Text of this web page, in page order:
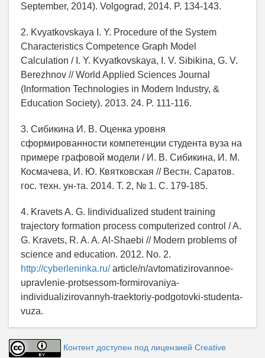
September, 2014). Volgograd, 2014. P. 134-143.
2. Kvyatkovskaya I. Y. Procedure of the System
Characteristics Competence Graph Model
Calculation / I. Y. Kvyatkovskaya, I. V. Sibikina, G. V.
Berezhnov // World Applied Sciences Journal
(Information Technologies in Modern Industry, &
Education Society). 2013. 24. P. 111-116.
3. Сибикина И. В. Оценка уровня
сформированности компетенции студента вуза на
примере графовой модели / И. В. Сибикина, И. М.
Космачева, И. Ю. Квятковская // Вестн. Саратов.
гос. техн. ун-та. 2014. Т. 2, № 1. С. 179-185.
4. Kravets A. G. Iindividualized student training
trajectory formation process computerized control / A.
G. Kravets, R. A. A. Al-Shaebi // Modern problems of
science and education. 2012. No. 2.
http://cyberleninka.ru/article/n/avtomatizirovannoe-
upravlenie-protsessom-formirovaniya-
individualizirovannyh-traektoriy-podgotovki-studenta-
vuza.
Контент доступен под лицензией Creative